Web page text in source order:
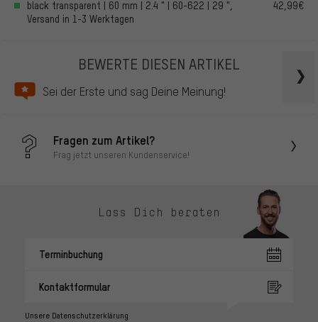
black transparent | 60 mm | 2.4 " | 60-622 | 29 ",
Versand in 1-3 Werktagen
42,99€
BEWERTE DIESEN ARTIKEL
Sei der Erste und sag Deine Meinung!
Fragen zum Artikel?
Frag jetzt unseren Kundenservice!
Lass Dich beraten
Terminbuchung
Kontaktformular
Unsere Datenschutzerklärung